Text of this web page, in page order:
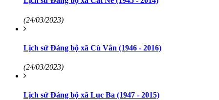
(24/03/2023)
Lịch sử Đảng bộ xã Cù Vân (1946 - 2016)
(24/03/2023)
Lịch sử Đảng bộ xã Lục Ba (1947 - 2015)